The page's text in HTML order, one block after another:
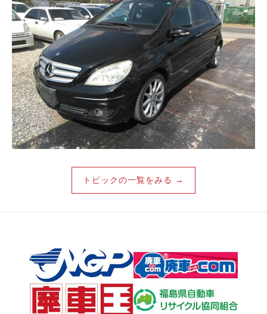
トピックの一覧をみる →